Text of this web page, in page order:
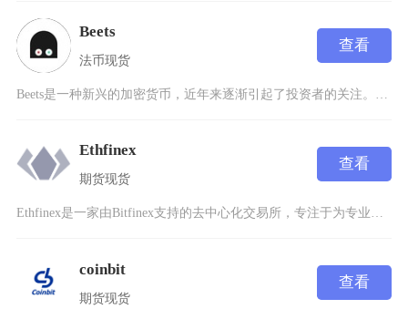
Beets
法币现货
查看
Ethfinex
期货现货
查看
coinbit
期货现货
查看